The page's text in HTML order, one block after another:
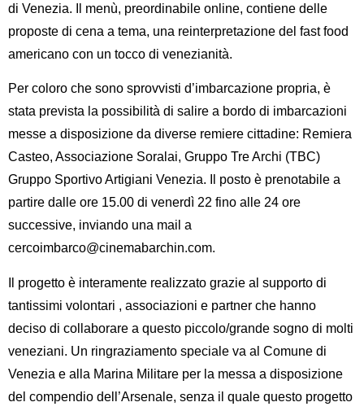
di Venezia. Il menù, preordinabile online, contiene delle
proposte di cena a tema, una reinterpretazione del fast food
americano con un tocco di venezianità.
Per coloro che sono sprovvisti d’imbarcazione propria, è
stata prevista la possibilità di salire a bordo di imbarcazioni
messe a disposizione da diverse remiere cittadine: Remiera
Casteo, Associazione Soralai, Gruppo Tre Archi (TBC)
Gruppo Sportivo Artigiani Venezia. Il posto è prenotabile a
partire dalle ore 15.00 di venerdì 22 fino alle 24 ore
successive, inviando una mail a
cercoimbarco@cinemabarchin.com.
Il progetto è interamente realizzato grazie al supporto di
tantissimi volontari , associazioni e partner che hanno
deciso di collaborare a questo piccolo/grande sogno di molti
veneziani. Un ringraziamento speciale va al Comune di
Venezia e alla Marina Militare per la messa a disposizione
del compendio dell’Arsenale, senza il quale questo progetto